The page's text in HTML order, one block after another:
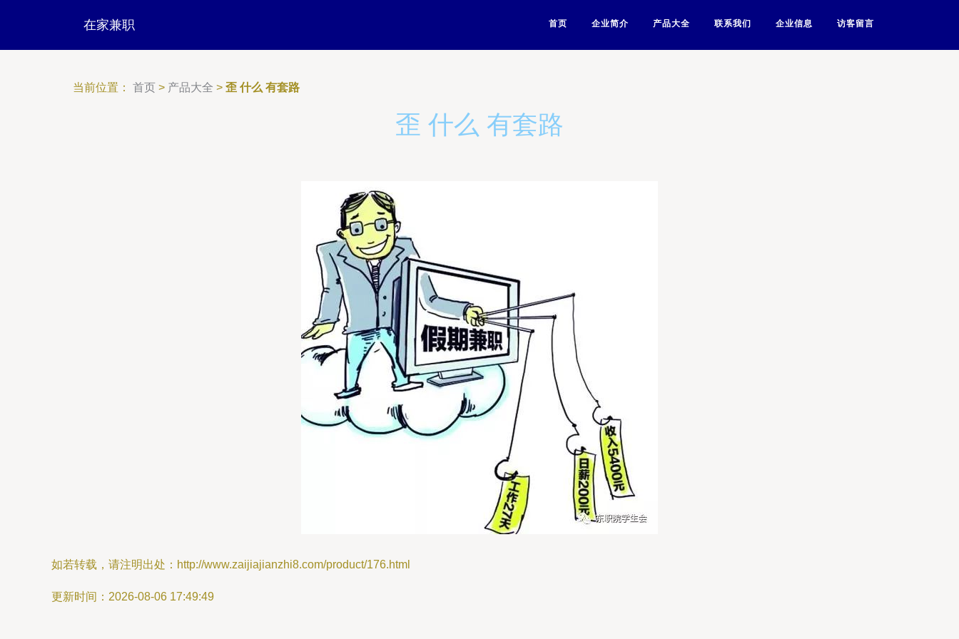
在家兼职 首页 企业简介 产品大全 联系我们 企业信息 访客留言
当前位置： 首页 > 产品大全 > 歪 什么 有套路
歪 什么 有套路
如若转载，请注明出处：http://www.zaijiajianzhi8.com/product/176.html
更新时间：2026-08-06 17:49:49